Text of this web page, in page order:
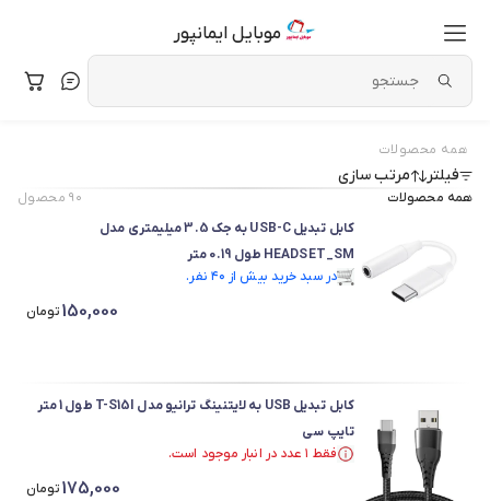
موبایل ایمانپور
همه محصولات
فیلتر مرتب سازی
همه محصولات ۹۰محصول
کابل تبدیل USB-C به جک 3.5 میلیمتری مدل
HEADSET_SM طول 0.19 متر
در سبد خرید بیش از ۴۰ نفر.
150,000تومان
کابل تبدیل USB به لایتنینگ ترانیو مدل T-S15I طول 1 متر
تایپ سی
فقط ۱ عدد در انبار موجود است.
175,000تومان